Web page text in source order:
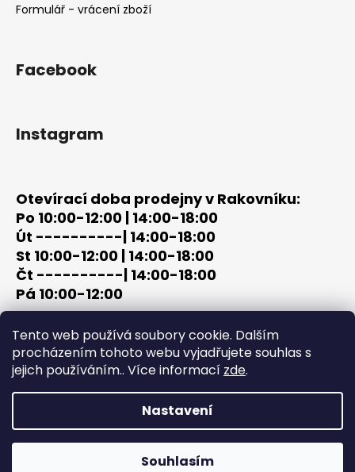
Tento web používá soubory cookie. Dalším
procházením tohoto webu vyjadřujete souhlas s
jejich používáním.. Více informací zde.
Nastavení
Souhlasím
Formulář - vrácení zboží
Facebook
Instagram
Otevírací doba prodejny v Rakovníku:
Po 10:00-12:00 | 14:00-18:00
Út ----------| 14:00-18:00
St 10:00-12:00 | 14:00-18:00
Čt ----------| 14:00-18:00
Pá 10:00-12:00
tel: +420 603 320 859
email: terc-zbrane@seznam.cz
Copyright 2026PROCHÁZKA | OUTDOOR - LOV. Všechna
práva vyhrazena.Upravit nastavení cookies